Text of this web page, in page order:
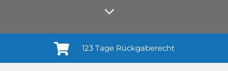
Anmelden¹
123 Tage Rückgaberecht